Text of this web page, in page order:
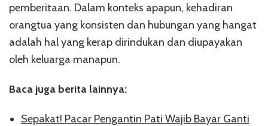
pemberitaan. Dalam konteks apapun, kehadiran
orangtua yang konsisten dan hubungan yang hangat
adalah hal yang kerap dirindukan dan diupayakan
oleh keluarga manapun.
Baca juga berita lainnya:
Sepakat! Pacar Pengantin Pati Wajib Bayar Ganti